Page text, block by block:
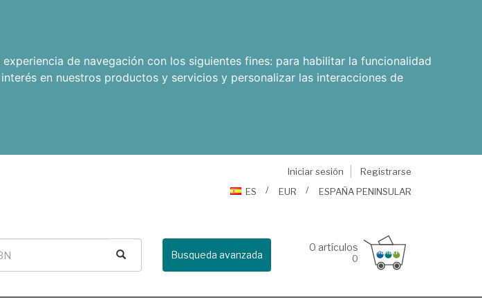
de navegación con los siguientes fines: para habilitar la funcionalidad
en nuestros productos y servicios y personalizar las interacciones de
Iniciar sesión
Registrarse
ES
EUR ESPAÑA PENINSULAR
Busqueda avanzada
0 artículos
0